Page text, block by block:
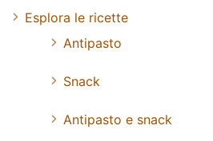
Esplora le ricette
Antipasto
Snack
Antipasto e snack